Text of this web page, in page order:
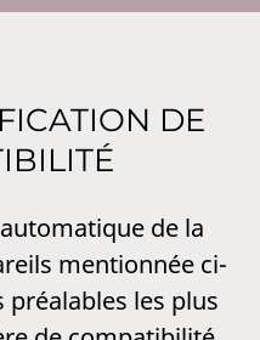
DE
de la
mentionnée ci-
préalables les plus